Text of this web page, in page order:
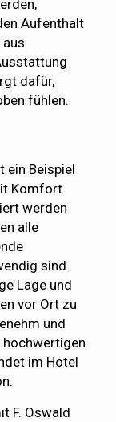
Aufenthalt
dafür,
fühlen.
ein Beispiel
Komfort
werden
alle
sind.
Lage und
vor Ort zu
und
im Hotel
F. Oswald